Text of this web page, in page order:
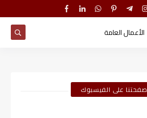
الأعمال العامة
صفحتنا على الفيسبوك